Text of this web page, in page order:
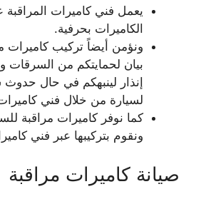
يعمل فني كاميرات
الكاميرات بحرفية.
ونؤمن أيضاً تركيب كاميرات
بيان لحمايتكم من السرقات
إنذار لينبهكم في حال
لسيارة من خلال فني
كما نوفر كاميرات مراقبة
ونقوم بتركيبها عبر فني
صيانة كاميرات مراقبة